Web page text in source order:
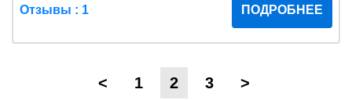
Отзывы : 1 ПОДРОБНЕЕ
< 1 2 3 >